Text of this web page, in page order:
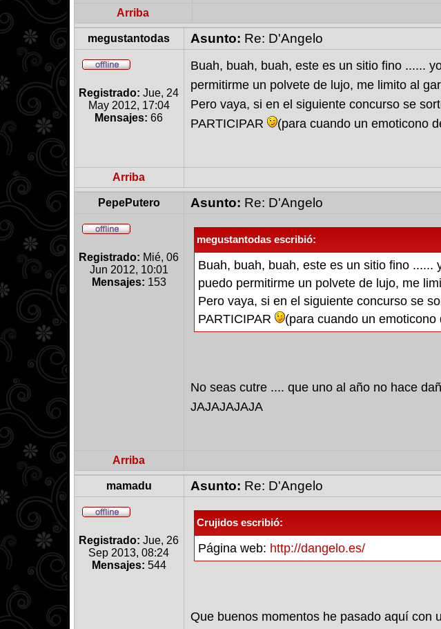
Arriba
megustantodas Asunto: Re: D'Angelo
Registrado: Jue, 24
May 2012, 17:04
Mensajes: 66
Buah, buah, buah, este es un sitio fino ......
permitirme un polvete de lujo, me limito al
Pero vaya, si en el siguiente concurso se
PARTICIPAR
(para cuando un emoticono
Arriba
PepePutero Asunto: Re: D'Angelo
Registrado: Mié, 06
Jun 2012, 10:01
Mensajes: 153
megustantodas escribió:
Buah, buah, buah, este es un sitio fino
puedo permitirme un polvete de lujo, me
Pero vaya, si en el siguiente concurso se
PARTICIPAR
(para cuando un
No seas cutre .... que uno al año no hace
JAJAJAJAJA
Arriba
mamadu Asunto: Re: D'Angelo
Registrado: Jue, 26
Sep 2013, 08:24
Mensajes: 544
Crujidos escribió:
Página web: http://dangelo.es/
Que buenos momentos he pasado aquí con